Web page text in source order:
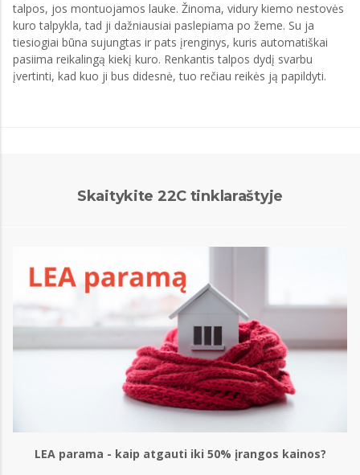
talpos, jos montuojamos lauke. Žinoma, vidury kiemo nestovės
kuro talpykla, tad ji dažniausiai paslepiama po žeme. Su ja
tiesiogiai būna sujungtas ir pats įrenginys, kuris automatiškai
pasiima reikalingą kiekį kuro. Renkantis talpos dydį svarbu
įvertinti, kad kuo ji bus didesnė, tuo rečiau reikės ją papildyti.
Skaitykite 22C tinklaraštyje
LEA parama - kaip atgauti iki 50% įrangos kainos?